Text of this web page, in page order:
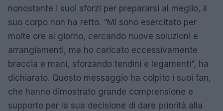
nonostante i suoi sforzi per prepararsi al meglio, il
suo corpo non ha retto. “Mi sono esercitato per
molte ore al giorno, cercando nuove soluzioni e
arrangiamenti, ma ho caricato eccessivamente
braccia e mani, sforzando tendini e legamenti”, ha
dichiarato. Questo messaggio ha colpito i suoi fan,
che hanno dimostrato grande comprensione e
supporto per la sua decisione di dare priorità alla